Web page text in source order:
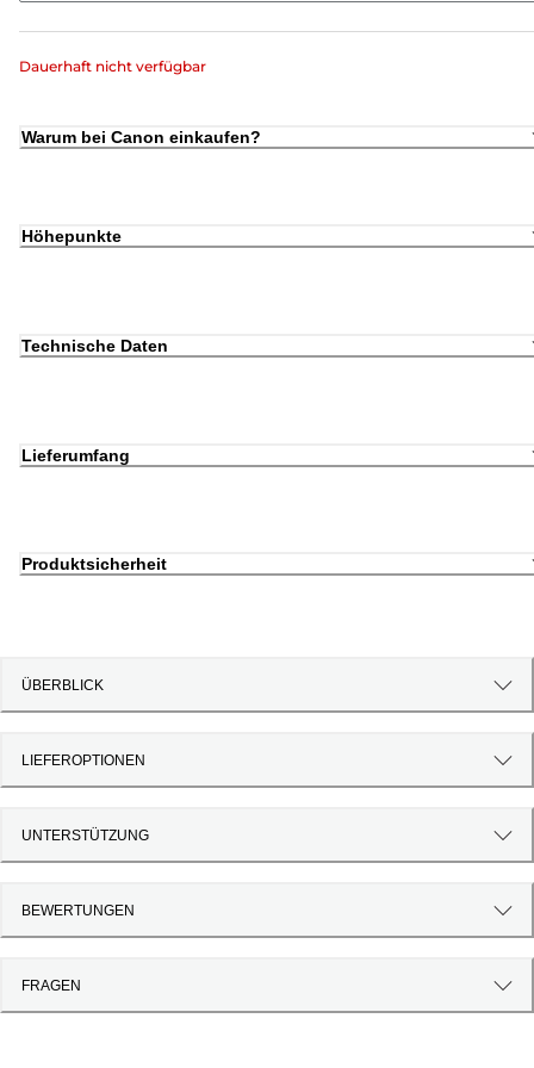
Dauerhaft nicht verfügbar
Warum bei Canon einkaufen?
Höhepunkte
Technische Daten
Lieferumfang
Produktsicherheit
ÜBERBLICK
LIEFEROPTIONEN
UNTERSTÜTZUNG
BEWERTUNGEN
FRAGEN